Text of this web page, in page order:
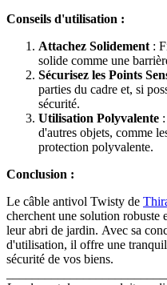
Conseils d'utilisation :
Attachez Solidement :
solide comme une
Sécurisez les Points
parties du cadre et, si
sécurité.
Utilisation Polyvalente
d'autres objets, comme
protection polyvalente.
Conclusion :
Le câble antivol Twisty de
cherchent une solution robuste
leur abri de jardin. Avec sa
d'utilisation, il offre une
sécurité de vos biens.